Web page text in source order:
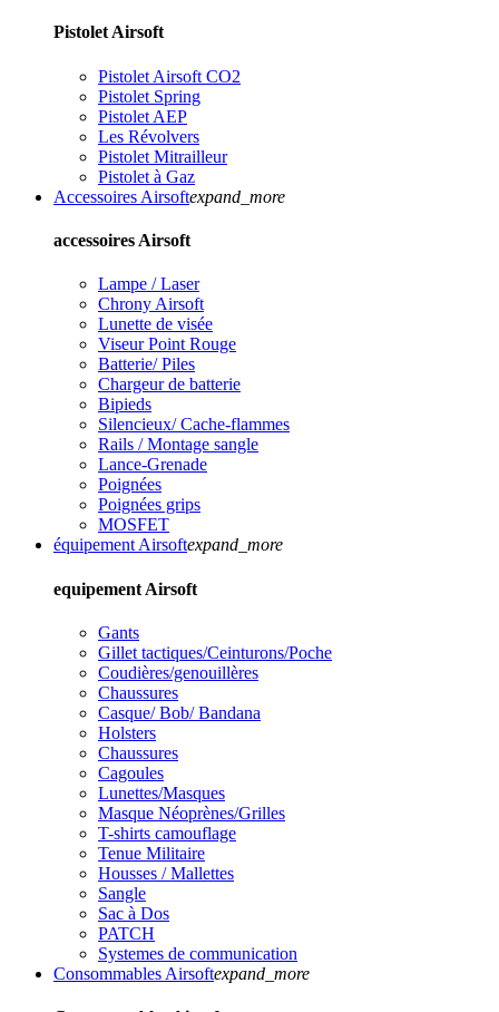
Pistolet Airsoft
Pistolet Airsoft CO2
Pistolet Spring
Pistolet AEP
Les Révolvers
Pistolet Mitrailleur
Pistolet à Gaz
Accessoires Airsoftexpand_more
accessoires Airsoft
Lampe / Laser
Chrony Airsoft
Lunette de visée
Viseur Point Rouge
Batterie/ Piles
Chargeur de batterie
Bipieds
Silencieux/ Cache-flammes
Rails / Montage sangle
Lance-Grenade
Poignées
Poignées grips
MOSFET
équipement Airsoftexpand_more
equipement Airsoft
Gants
Gillet tactiques/Ceinturons/Poche
Coudières/genouillères
Chaussures
Casque/ Bob/ Bandana
Holsters
Chaussures
Cagoules
Lunettes/Masques
Masque Néoprènes/Grilles
T-shirts camouflage
Tenue Militaire
Housses / Mallettes
Sangle
Sac à Dos
PATCH
Systemes de communication
Consommables Airsoftexpand_more